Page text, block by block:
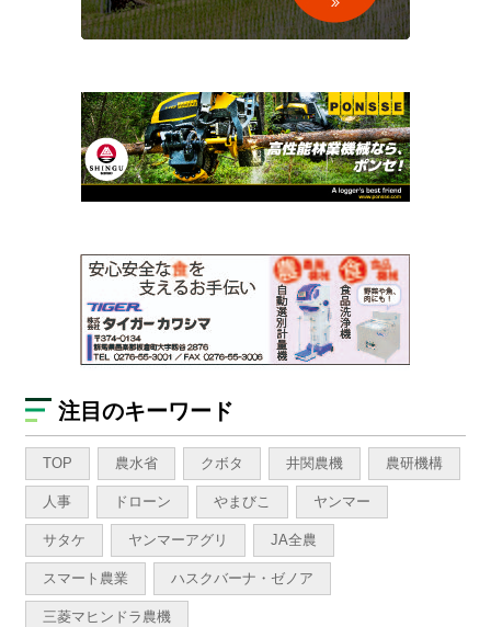
注目のキーワード
TOP 農水省 クボタ 井関農機 農研機構
人事 ドローン やまびこ ヤンマー
サタケ ヤンマーアグリ JA全農
スマート農業 ハスクバーナ・ゼノア
三菱マヒンドラ農機